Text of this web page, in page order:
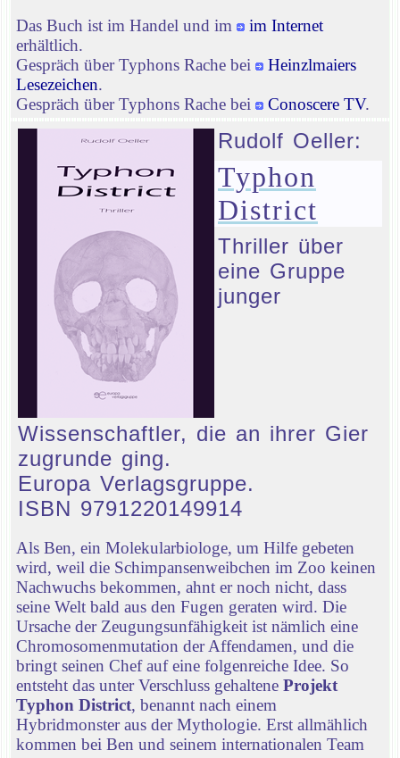
Das Buch ist im Handel und im
im Internet
erhältlich.
Gespräch über Typhons Rache bei
Heinzlmaiers
Lesezeichen.
Gespräch über Typhons Rache bei
Conoscere TV.
Rudolf Oeller:
Typhon
District
Thriller über
eine Gruppe
junger
Wissenschaftler, die an ihrer Gier
zugrunde ging.
Europa Verlagsgruppe.
ISBN 9791220149914
Als Ben, ein Molekularbiologe, um Hilfe gebeten
wird, weil die Schimpansenweibchen im Zoo keinen
Nachwuchs bekommen, ahnt er noch nicht, dass
seine Welt bald aus den Fugen geraten wird. Die
Ursache der Zeugungsunfähigkeit ist nämlich eine
Chromosomenmutation der Affendamen, und die
bringt seinen Chef auf eine folgenreiche Idee. So
entsteht das unter Verschluss gehaltene Projekt
Typhon District, benannt nach einem
Hybridmonster aus der Mythologie. Erst allmählich
kommen bei Ben und seinem internationalen Team